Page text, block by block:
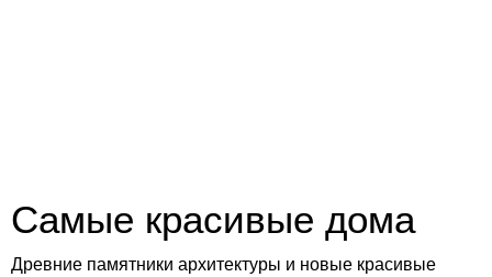
Самые красивые дома
Древние памятники архитектуры и новые красивые